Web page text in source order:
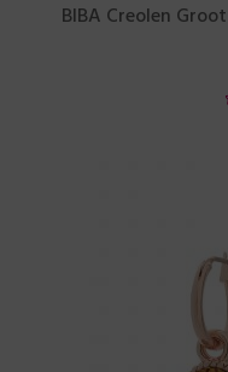
BIBA Creolen